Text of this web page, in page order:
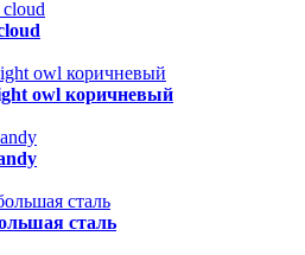
owl коричневый
сталь